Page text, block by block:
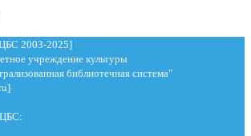
2003-2025]
учреждение культуры
библиотечная система"